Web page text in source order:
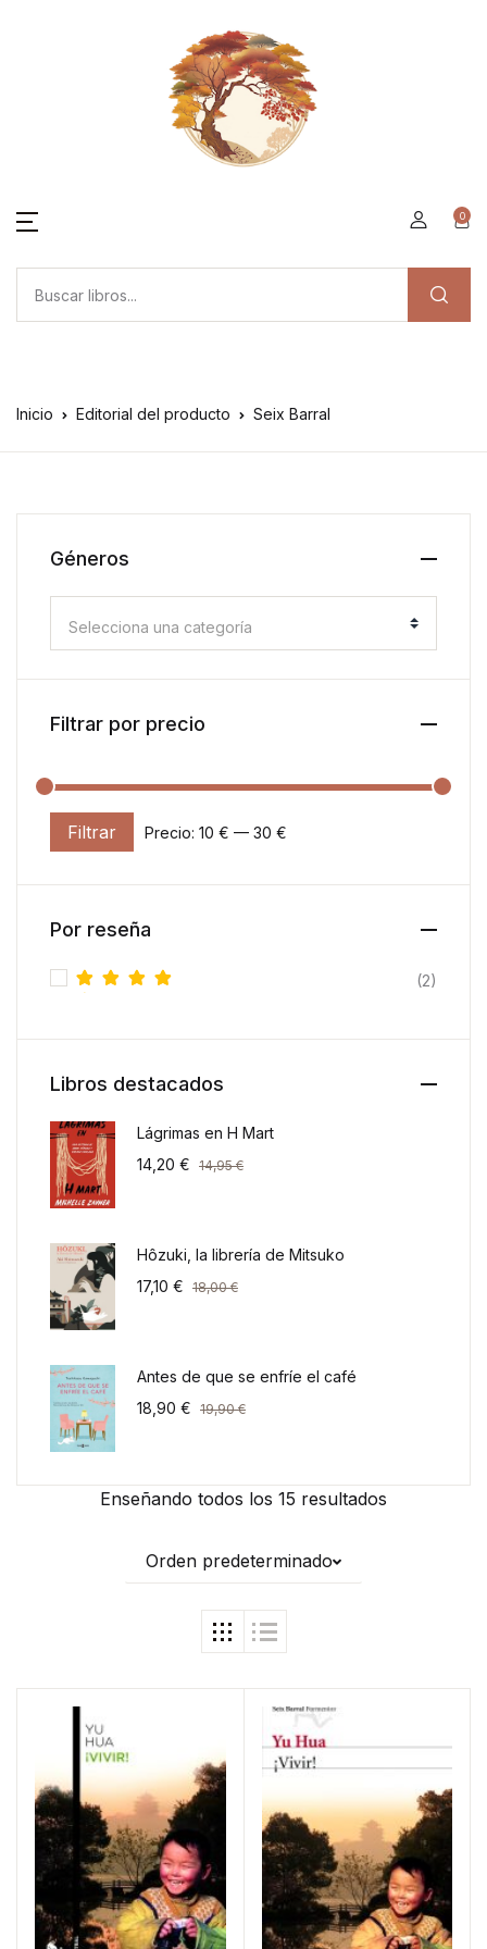
0
Inicio Editorial del producto Seix Barral
Enseñando todos los 15 resultados
Orden predeterminado
Géneros
Selecciona una categoría
Filtrar por precio
Precio mínimo
Precio máximo
Filtrar Precio: 10 € — 30 €
Por reseña
(2)
Libros destacados
Lágrimas en H Mart
14,20 € 14,95€
Hôzuki, la librería de Mitsuko
17,10 € 18,00€
Antes de que se enfríe el café
18,90 € 19,90€